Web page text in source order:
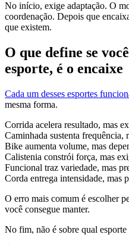
No início, exige adaptação. O
coordenação. Depois que
que existem.
O que define se
esporte, é o encaixe
Cada um desses esportes
mesma forma.
Corrida acelera resultado, mas
Caminhada sustenta frequência,
Bike aumenta volume, mas
Calistenia constrói força, mas
Funcional traz variedade, mas
Corda entrega intensidade, mas
O erro mais comum é escolher
você consegue manter.
No fim, não é sobre qual esporte